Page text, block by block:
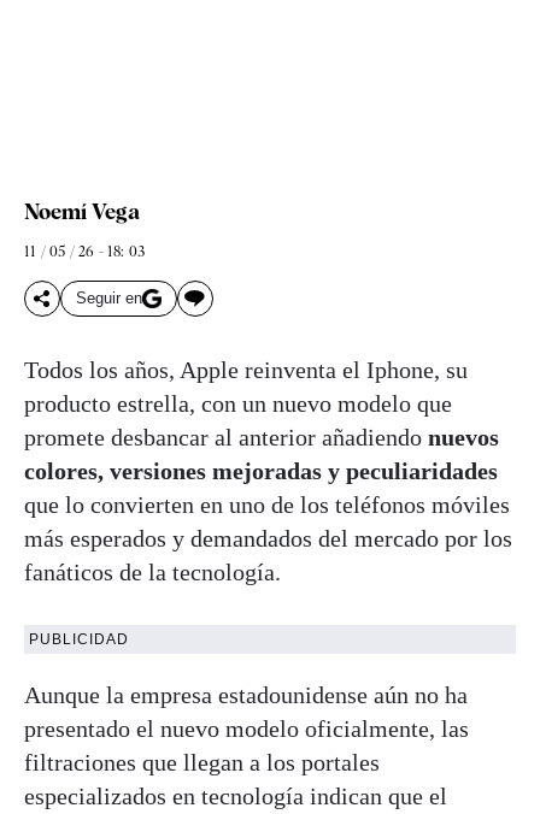
Noemí Vega
11 / 05 / 26 - 18: 03
Seguir en
Todos los años, Apple reinventa el Iphone, su
producto estrella, con un nuevo modelo que
promete desbancar al anterior añadiendo nuevos
colores, versiones mejoradas y peculiaridades
que lo convierten en uno de los teléfonos móviles
más esperados y demandados del mercado por los
fanáticos de la tecnología.
PUBLICIDAD
Aunque la empresa estadounidense aún no ha
presentado el nuevo modelo oficialmente, las
filtraciones que llegan a los portales
especializados en tecnología indican que el